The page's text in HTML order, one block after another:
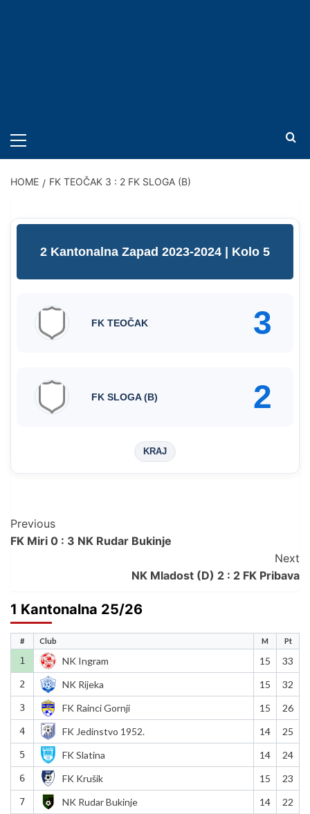
MENU
HOME FK TEOČAK 3 : 2 FK SLOGA (B)
2 Kantonalna Zapad 2023-2024 | Kolo 5
FK TEOČAK 3
FK SLOGA (B) 2
KRAJ
Post
Navigation
Previous
FK Miri 0 : 3 NK Rudar Bukinje
Next
NK Mladost (D) 2 : 2 FK Pribava
1 Kantonalna 25/26
# Club M Pt
1 NK Ingram 15 33
2 NK Rijeka 15 32
3 FK Rainci Gornji 15 26
4 FK Jedinstvo 1952. 14 25
5 FK Slatina 14 24
6 FK Krušik 15 23
7 NK Rudar Bukinje 14 22